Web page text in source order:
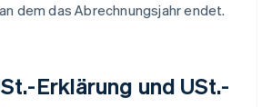
dem das Abrechnungsjahr endet.
Erklärung und USt.-